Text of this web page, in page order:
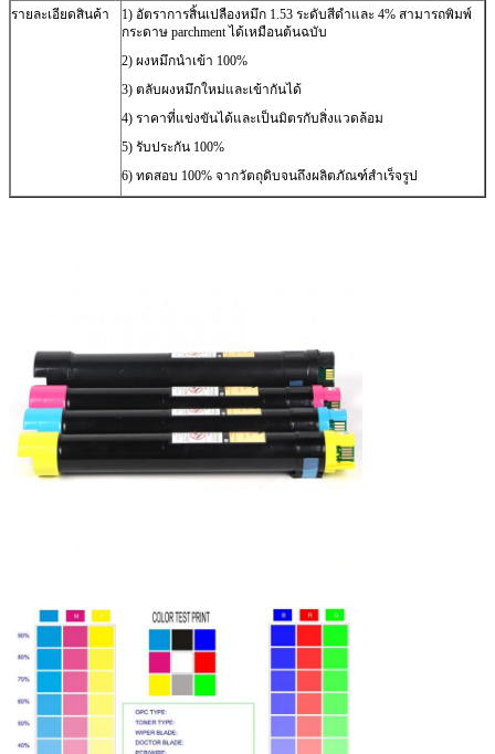
รายละเอียดสินค้า
1) อัตราการสิ้นเปลืองหมึก 1.53 ระดับสีดำและ 4% สามารถพิมพ์
กระดาษ parchment ได้เหมือนต้นฉบับ
2) ผงหมึกนำเข้า 100%
3) ตลับผงหมึกใหม่และเข้ากันได้
4) ราคาที่แข่งขันได้และเป็นมิตรกับสิ่งแวดล้อม
5) รับประกัน 100%
6) ทดสอบ 100% จากวัตถุดิบจนถึงผลิตภัณฑ์สำเร็จรูป